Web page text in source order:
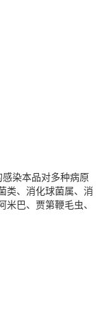
染本品对多种病原
类、消化球菌属、消
巴、贾第鞭毛虫、